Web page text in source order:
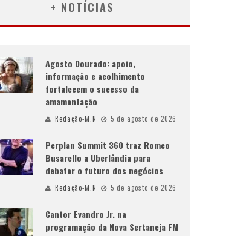
+ NOTÍCIAS
Agosto Dourado: apoio,
informação e acolhimento
fortalecem o sucesso da
amamentação
Redação-M.N 5 de agosto de 2026
Perplan Summit 360 traz Romeo
Busarello a Uberlândia para
debater o futuro dos negócios
Redação-M.N 5 de agosto de 2026
Cantor Evandro Jr. na
programação da Nova Sertaneja FM